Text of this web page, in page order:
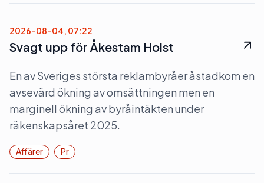
2026-08-04, 07:22
Svagt upp för Åkestam Holst
En av Sveriges största reklambyråer åstadkom en
avsevärd ökning av omsättningen men en
marginell ökning av byråintäkten under
räkenskapsåret 2025.
Affärer Pr